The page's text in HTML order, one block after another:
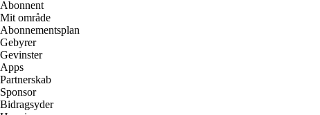
Abonnent
Mit område
Abonnementsplan
Gebyrer
Gevinster
Apps
Partnerskab
Sponsor
Bidragsyder